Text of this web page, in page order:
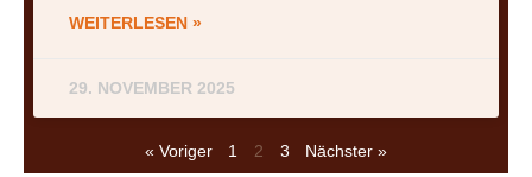
WEITERLESEN »
29. NOVEMBER 2025
« Voriger 1 2 3 Nächster »